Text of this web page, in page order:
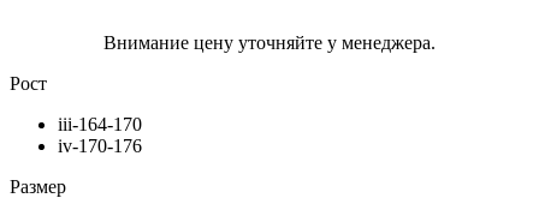
Внимание цену уточняйте у менеджера.
Рост
iii-164-170
iv-170-176
Размер